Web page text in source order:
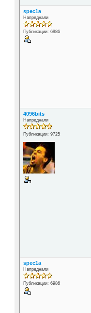
spec1a
Напреднали
Публикации: 6986
4096bits
Напреднали
Публикации: 9725
spec1a
Напреднали
Публикации: 6986